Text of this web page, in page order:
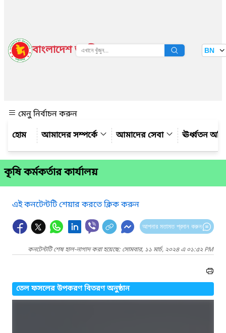
বাংলাদেশ জাতীয় তথ্য বাতায়ন BN
মেনু নির্বাচন করুন
আমাদের সম্পর্কে
আমাদের সেবা ঊর্ধ্বতন
কৃষি কর্মকর্তার কার্যালয়
এই কনটেন্টটি শেয়ার করতে ক্লিক করুন
আপনার মতামত প্রদান করুন
কনটেন্টটি শেষ হাল-নাগাদ করা হয়েছে: সোমবার, ১১ মার্চ, ২০২৪ এ ০১:৫২ PM
তেল ফসলের উপকরণ বিতরণ অনুষ্ঠান